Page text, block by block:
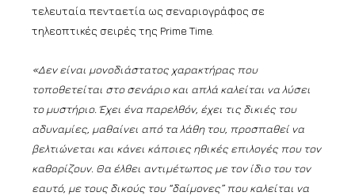
τελευταία πενταετία ως σεναριογράφος σε
τηλεοπτικές σειρές της Prime Time.
«Δεν είναι μονοδιάστατος χαρακτήρας που
τοποθετείται στο σενάριο και απλά καλείται να λύσει
το μυστήριο. Έχει ένα παρελθόν, έχει τις δικιές του
αδυναμίες, μαθαίνει από τα λάθη του, προσπαθεί να
βελτιώνεται και κάνει κάποιες ηθικές επιλογές που τον
καθορίζουν. Θα έλθει αντιμέτωπος με τον ίδιο του τον
εαυτό, με τους δικούς του “δαίμονες” που καλείται να